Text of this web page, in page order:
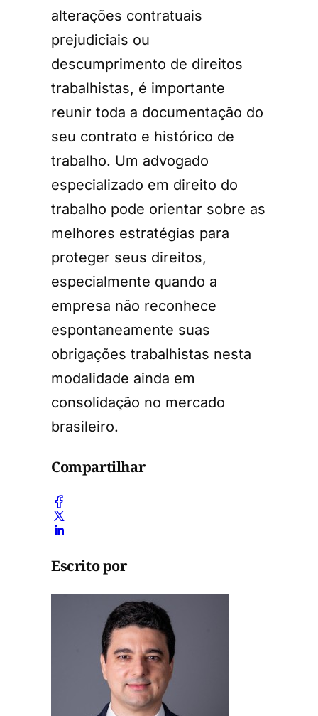
alterações contratuais
prejudiciais ou
descumprimento de direitos
trabalhistas, é importante
reunir toda a documentação do
seu contrato e histórico de
trabalho. Um advogado
especializado em direito do
trabalho pode orientar sobre as
melhores estratégias para
proteger seus direitos,
especialmente quando a
empresa não reconhece
espontaneamente suas
obrigações trabalhistas nesta
modalidade ainda em
consolidação no mercado
brasileiro.
Compartilhar
Escrito por